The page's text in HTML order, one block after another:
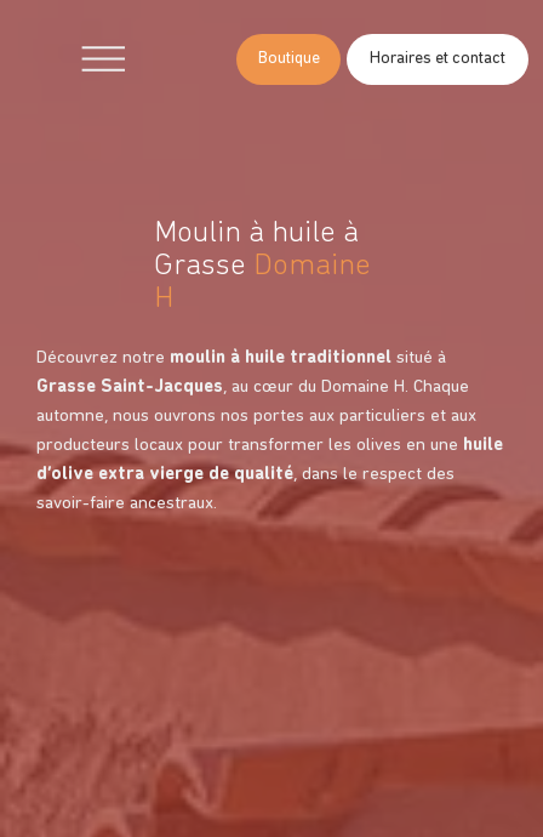
Boutique Horaires et contact
Moulin à huile à
Grasse Domaine
H
Découvrez notre moulin à huile traditionnel situé à
Grasse Saint-Jacques, au cœur du Domaine H. Chaque
automne, nous ouvrons nos portes aux particuliers et aux
producteurs locaux pour transformer les olives en une huile
d’olive extra vierge de qualité, dans le respect des
savoir-faire ancestraux.